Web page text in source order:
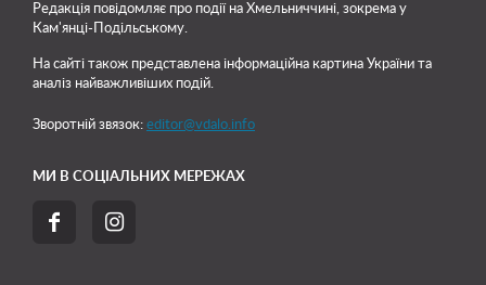
Редакція повідомляє про події на Хмельниччині, зокрема у
Кам'янці-Подільському.
На сайті також представлена інформаційна картина України та
аналіз найважливіших подій.
Зворотній звязок: editor@vdalo.info
МИ В СОЦІАЛЬНИХ МЕРЕЖАХ
 